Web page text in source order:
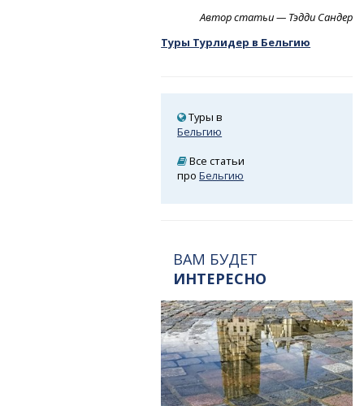
Автор статьи — Тэдди Сандер
Туры Турлидер в Бельгию
Туры в
Бельгию
Все статьи
проБельгию
ВАМ БУДЕТ
ИНТЕРЕСНО